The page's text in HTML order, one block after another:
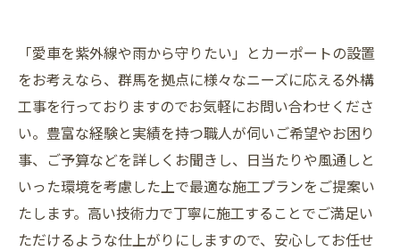
「愛車を紫外線や雨から守りたい」とカーポートの設置
をお考えなら、群馬を拠点に様々なニーズに応える外構
工事を行っておりますのでお気軽にお問い合わせくださ
い。豊富な経験と実績を持つ職人が伺いご希望やお困り
事、ご予算などを詳しくお聞きし、日当たりや風通しと
いった環境を考慮した上で最適な施工プランをご提案い
たします。高い技術力で丁寧に施工することでご満足い
ただけるような仕上がりにしますので、安心してお任せ